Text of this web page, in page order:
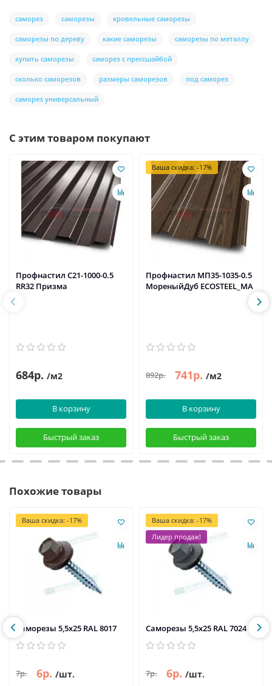
саморез саморезы кровельные саморезы
саморезы по дереву какие саморезы саморезы по металлу
купить саморезы саморез с прессшайбой
сколько саморезов размеры саморезов под саморез
саморез универсальный
С этим товаром покупают
Профнастил C21-1000-0.5
RR32 Призма
684р. /м2
В корзину
Быстрый заказ
Ваша скидка: -17%
Профнастил МП35-1035-0.5
МореныйДуб ECOSTEEL_MA
892р. 741р. /м2
В корзину
Быстрый заказ
Похожие товары
Ваша скидка: -17%
Саморезы 5,5х25 RAL 8017
7р. 6р. /шт.
Ваша скидка: -17%
Лидер продаж!
Саморезы 5,5х25 RAL 7024
7р. 6р. /шт.